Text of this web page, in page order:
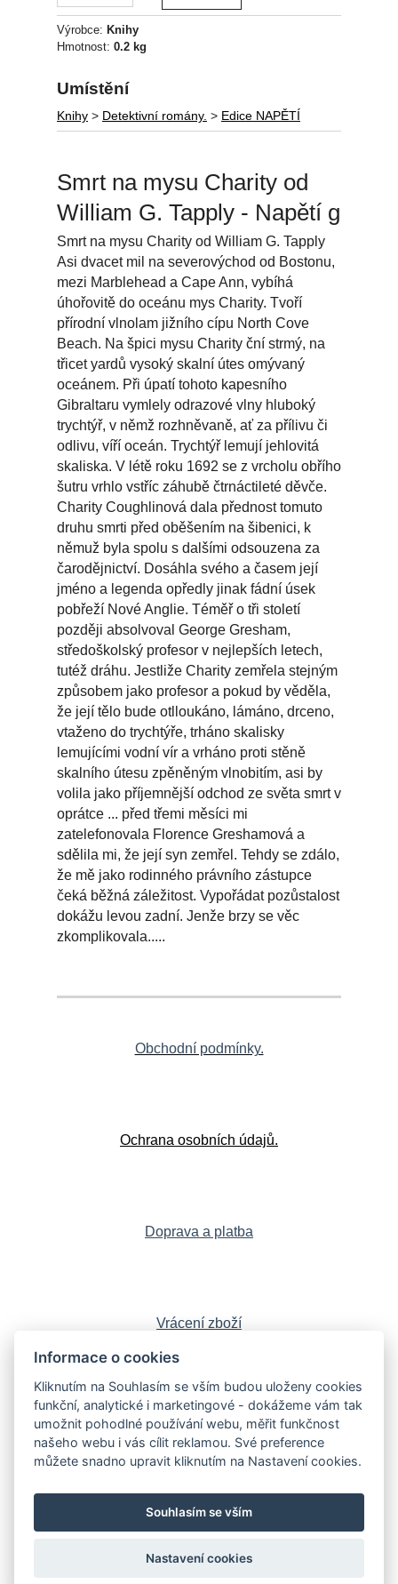
Výrobce: Knihy
Hmotnost: 0.2 kg
Umístění
Knihy > Detektivní romány. > Edice NAPĚTÍ
Smrt na mysu Charity od
William G. Tapply - Napětí g
Smrt na mysu Charity od William G. Tapply
Asi dvacet mil na severovýchod od Bostonu,
mezi Marblehead a Cape Ann, vybíhá
úhořovitě do oceánu mys Charity. Tvoří
přírodní vlnolam jižního cípu North Cove
Beach. Na špici mysu Charity ční strmý, na
třicet yardů vysoký skalní útes omývaný
oceánem. Při úpatí tohoto kapesního
Gibraltaru vymlely odrazové vlny hluboký
trychtýř, v němž rozhněvaně, ať za přílivu či
odlivu, víří oceán. Trychtýř lemují jehlovitá
skaliska. V létě roku 1692 se z vrcholu obřího
šutru vrhlo vstříc záhubě čtrnáctileté děvče.
Charity Coughlinová dala přednost tomuto
druhu smrti před oběšením na šibenici, k
němuž byla spolu s dalšími odsouzena za
čarodějnictví. Dosáhla svého a časem její
jméno a legenda opředly jinak fádní úsek
pobřeží Nové Anglie. Téměř o tři století
později absolvoval George Gresham,
středoškolský profesor v nejlepších letech,
tutéž dráhu. Jestliže Charity zemřela stejným
způsobem jako profesor a pokud by věděla,
že její tělo bude otlloukáno, lámáno, drceno,
vtaženo do trychtýře, trháno skalisky
lemujícími vodní vír a vrháno proti stěně
skalního útesu zpěněným vlnobitím, asi by
volila jako příjemnější odchod ze světa smrt v
oprátce ... před třemi měsíci mi
zatelefonovala Florence Greshamová a
sdělila mi, že její syn zemřel. Tehdy se zdálo,
že mě jako rodinného právního zástupce
čeká běžná záležitost. Vypořádat pozůstalost
dokážu levou zadní. Jenže brzy se věc
zkomplikovala.....
Obchodní podmínky.
Ochrana osobních údajů.
Doprava a platba
Vrácení zboží
Sledujte nás:Facebook Instagram,
YouTube
LinkedIn
Informace o cookies
Kliknutím na Souhlasím se vším budou uloženy cookies
funkční, analytické i marketingové - dokážeme vám tak
umožnit pohodlné používání webu, měřit funkčnost
našeho webu i vás cílit reklamou. Své preference
můžete snadno upravit kliknutím na Nastavení cookies.
Souhlasím se vším
Nastavení cookies